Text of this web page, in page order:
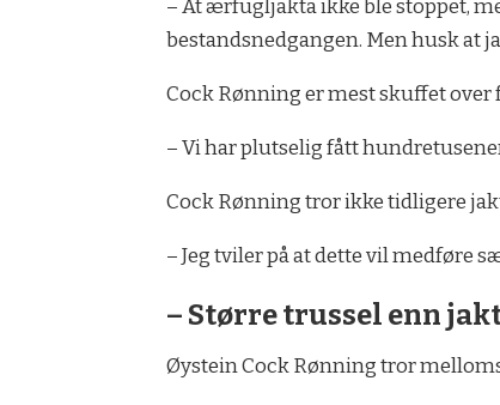
– At ærfugljakta ikke ble stoppet,
bestandsnedgangen. Men husk at
Cock Rønning er mest skuffet
– Vi har plutselig fått
Cock Rønning tror ikke tidligere
– Jeg tviler på at dette vil medføre
– Større trussel enn
Øystein Cock Rønning tror